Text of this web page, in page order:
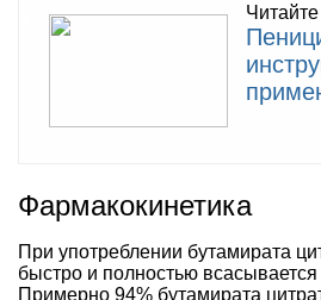
Фармакокинетика
При употреблении бутамирата
быстро и полностью всасывается
Примерно 94% бутамирата